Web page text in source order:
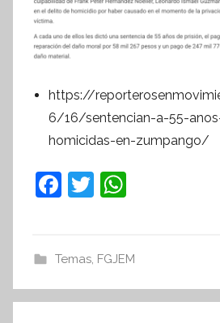
https://
6/16/sentencian-a-55-
homicidas-en-zumpango/
F
e
b
T
er s
A
Temas, FGJEM